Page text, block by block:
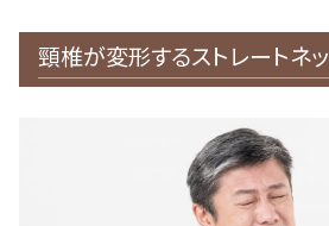
頸椎が変形するストレートネ